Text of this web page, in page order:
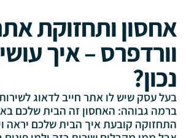
אחסון ותחזוקת
וורדפרס – איך
נכון?
בעל עסק שיש לו אתר חייב לדאוג
ברמה גבוהה: האחסון זה הבית שלכם
התחזוקה קובעת איך הבית שלכם יראה